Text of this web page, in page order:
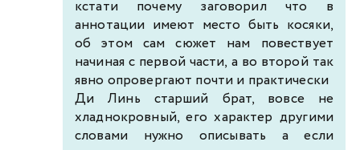
кстати почему заговорил что в
аннотации имеют место быть косяки,
об этом сам сюжет нам повествует
начиная с первой части, а во второй так
явно опровергают почти и практически
Ди Линь старший брат, вовсе не
хладнокровный, его характер другими
словами нужно описывать а если